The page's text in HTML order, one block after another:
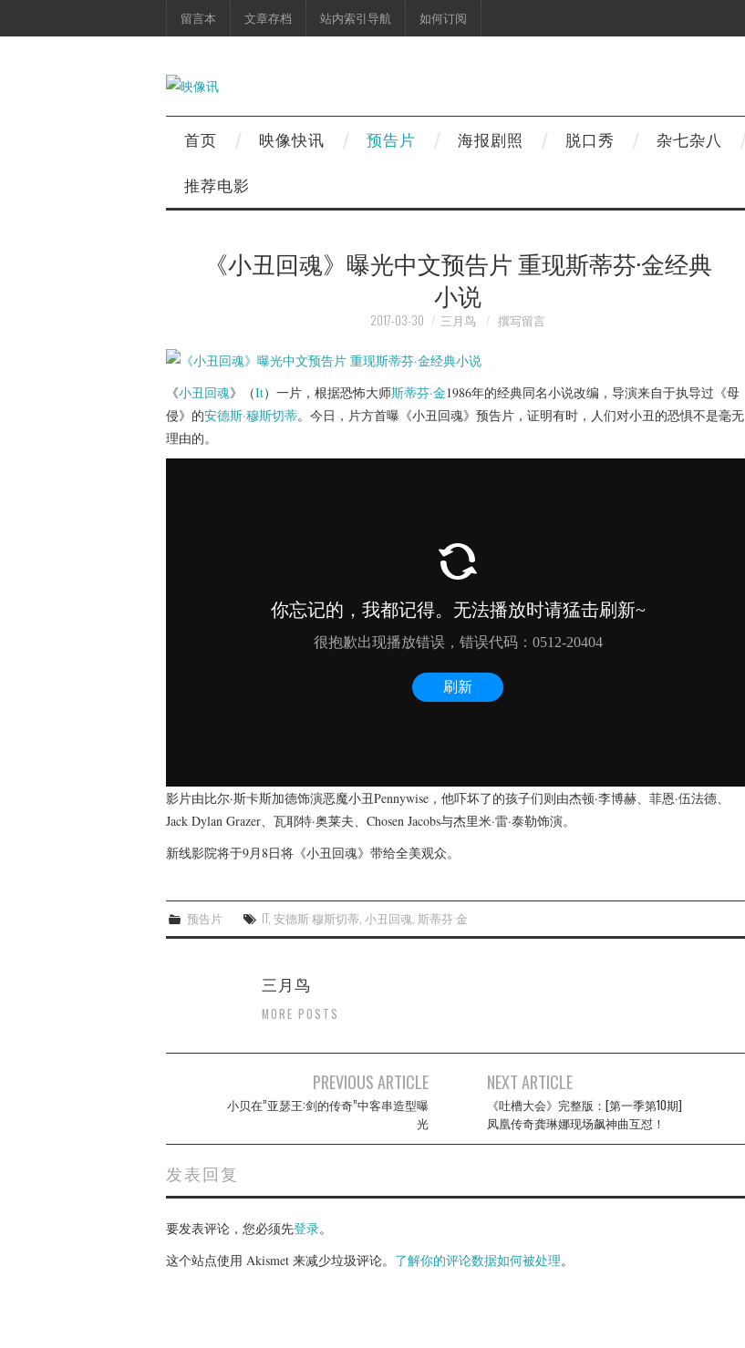
留言本 文章存档 站内索引导航 如何订阅
首页 映像快讯 预告片 海报剧照 脱口秀 杂七杂八
推荐电影
《小丑回魂》曝光中文预告片 重现斯蒂芬·金经典
小说
2017-03-30 三月鸟 撰写留言
《小丑回魂》（It）一片，根据恐怖大师斯蒂芬·金1986年的经典同名小说改编，导演来自于执导过《母
侵》的安德斯·穆斯切蒂。今日，片方首曝《小丑回魂》预告片，证明有时，人们对小丑的恐惧不是毫无
理由的。
影片由比尔·斯卡斯加德饰演恶魔小丑Pennywise，他吓坏了的孩子们则由杰顿·李博赫、菲恩·伍法德、
Jack Dylan Grazer、瓦耶特·奥莱夫、Chosen Jacobs与杰里米·雷·泰勒饰演。
新线影院将于9月8日将《小丑回魂》带给全美观众。
预告片 IT,安德斯·穆斯切蒂,小丑回魂,斯蒂芬·金
三月鸟
MORE POSTS
navigation
PREVIOUS ARTICLE
小贝在”亚瑟王:剑的传奇”中客串造型曝
光
NEXT ARTICLE
《吐槽大会》完整版：[第一季第10期]
凤凰传奇龚琳娜现场飙神曲互怼！
发表回复
要发表评论，您必须先登录。
这个站点使用 Akismet 来减少垃圾评论。 了解你的评论数据如何被处理。